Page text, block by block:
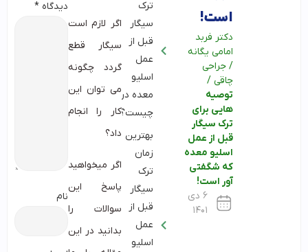
است!
دکتر فربد
امامی یگانه
جراحی
چاقی/
توصیه
هایی برای
ترک سیگار
قبل از عمل
اسلیو معده
که شگفتی
آور است!
۶ دی
۱۴۰۱
سیگار
قبل از
عمل
اسلیو
معده در
چیست؟
بهترین
سیگار
قبل از
عمل
اسلیو
اگر لازم است
سیگار قطع
گردد چگونه
می توان این
کار را انجام
داد؟
اگر میخواهید
پاسخ این
سوالات را
بدانید در این
دیدگاه*
نام